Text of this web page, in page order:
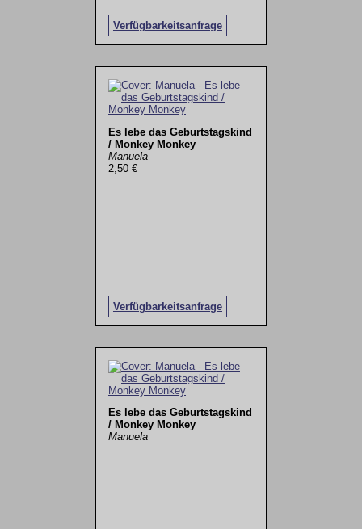
Verfügbarkeitsanfrage
Es lebe das Geburtstagskind
/ Monkey Monkey
Manuela
2,50 €
Verfügbarkeitsanfrage
Es lebe das Geburtstagskind
/ Monkey Monkey
Manuela